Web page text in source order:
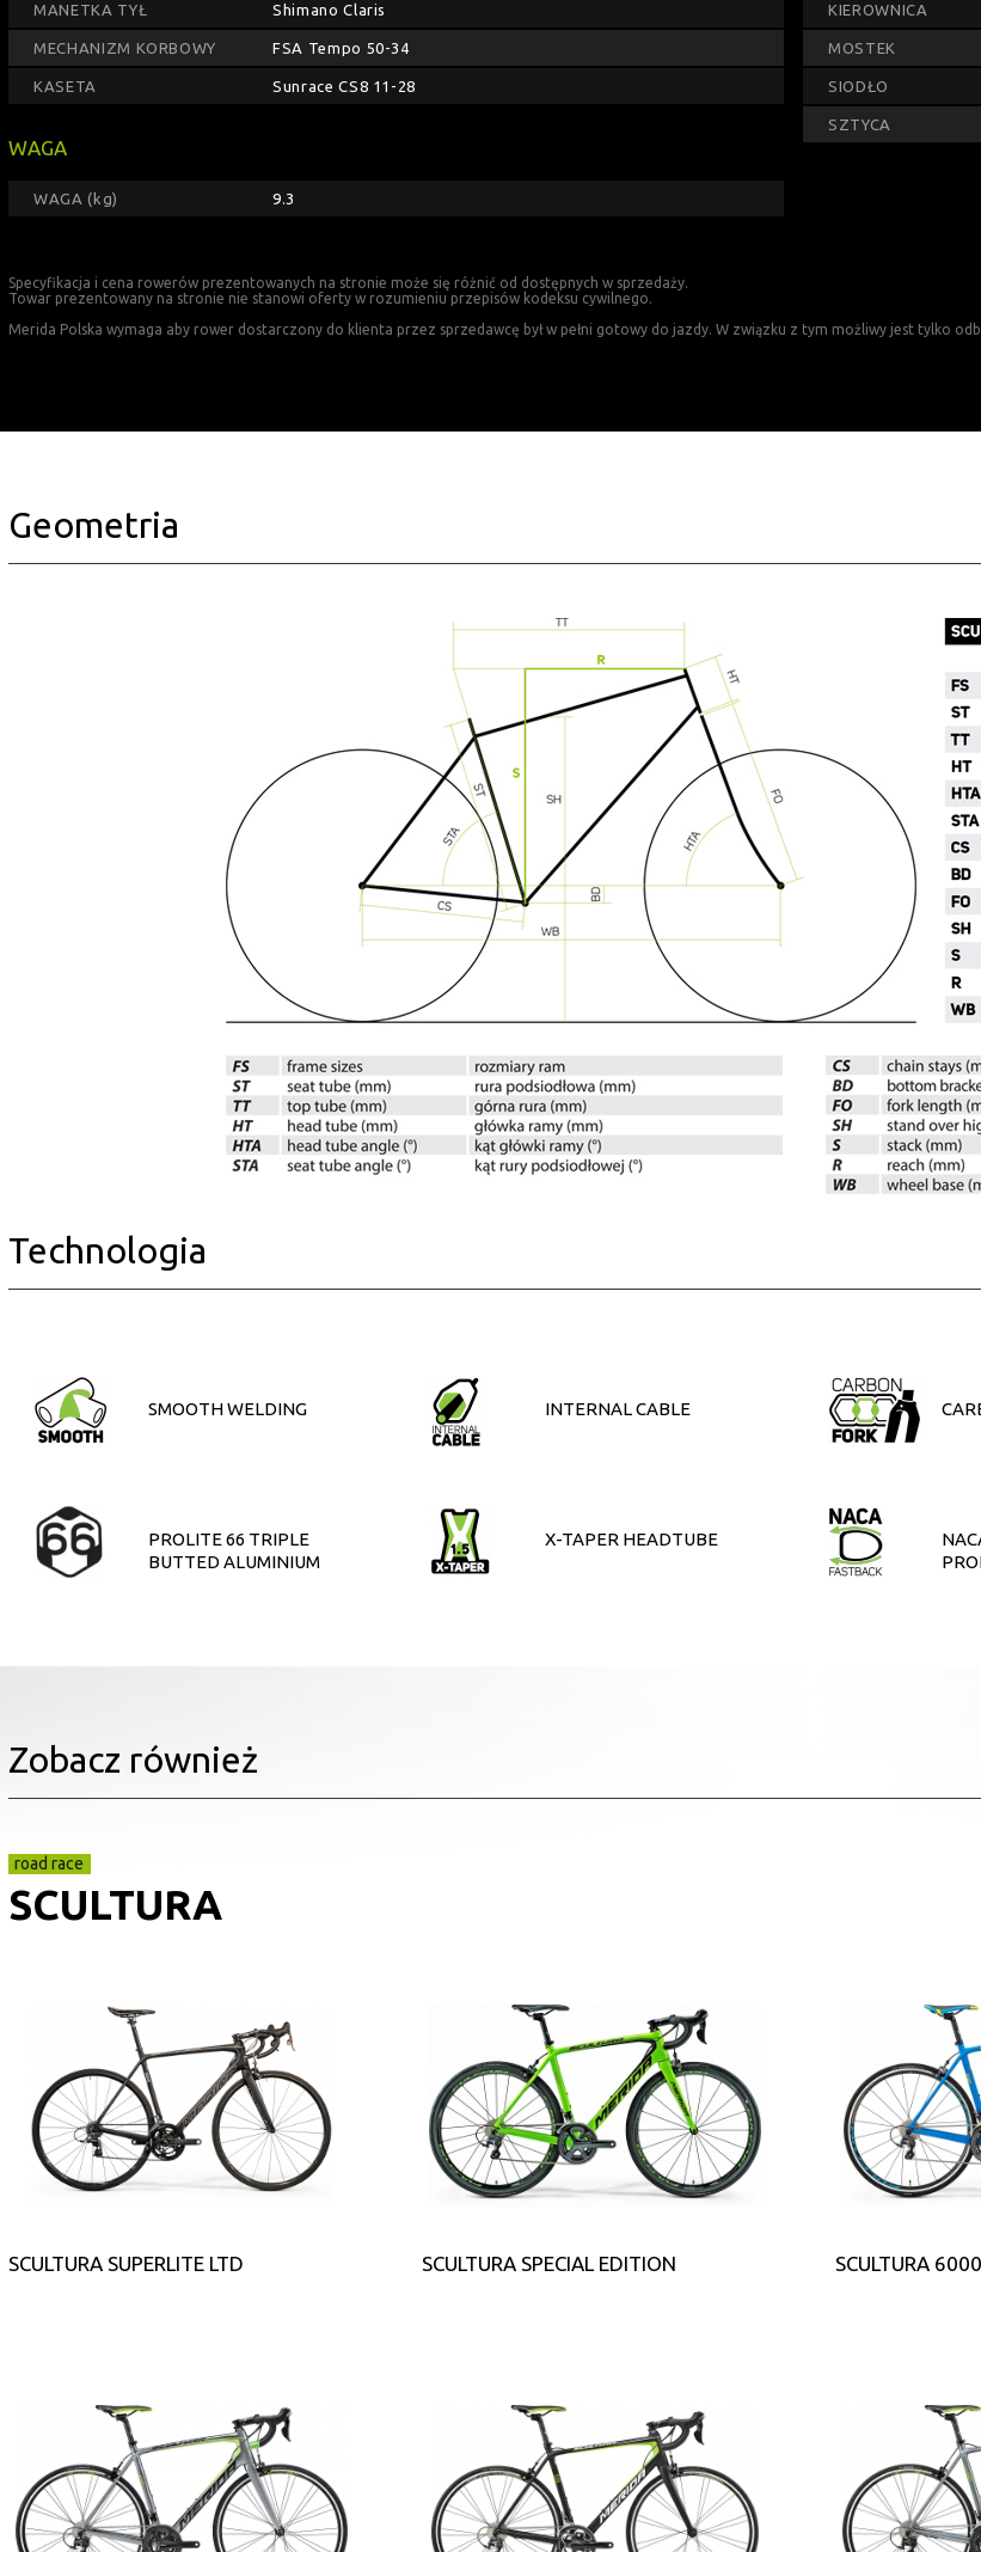
MANETKA TYŁ Shimano Claris
MECHANIZM KORBOWY FSA Tempo 50-34
KASETA Sunrace CS8 11-28
WAGA
WAGA (kg) 9.3
KIEROWNICA
MOSTEK
SIODŁO
SZTYCA
Specyfikacja i cena rowerów prezentowanych na stronie może się różnić od dostępnych w sprzedaży.
Towar prezentowany na stronie nie stanowi oferty w rozumieniu przepisów kodeksu cywilnego.
Merida Polska wymaga aby rower dostarczony do klienta przez sprzedawcę był w pełni gotowy do jazdy. W związku z tym możliwy jest tylko
Geometria
Technologia
SMOOTH WELDING INTERNAL CABLE
PROLITE 66 TRIPLE
BUTTED ALUMINIUM
X-TAPER HEADTUBE
Zobacz również
road race
SCULTURA
SCULTURA SUPERLITE LTD SCULTURA SPECIAL EDITION SCULTURA 6000